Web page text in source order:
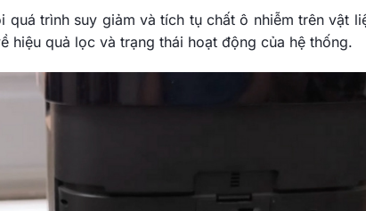
trình suy giảm và tích tụ chất ô nhiễm trên vật
hiệu quả lọc và trạng thái hoạt động của hệ thống.